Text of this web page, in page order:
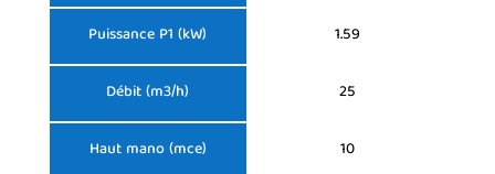
Puissance P1 (kW)
Débit (m3/h)
Haut mano (mce)
1.59
25
10